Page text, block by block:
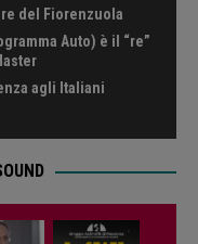
del Fiorenzuola
Auto) è il “re”
agli Italiani